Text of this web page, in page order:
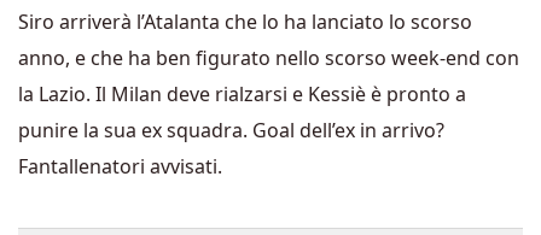
Siro arriverà l’Atalanta che lo ha lanciato lo scorso
anno, e che ha ben figurato nello scorso week-end con
la Lazio. Il Milan deve rialzarsi e Kessiè è pronto a
punire la sua ex squadra. Goal dell’ex in arrivo?
Fantallenatori avvisati.